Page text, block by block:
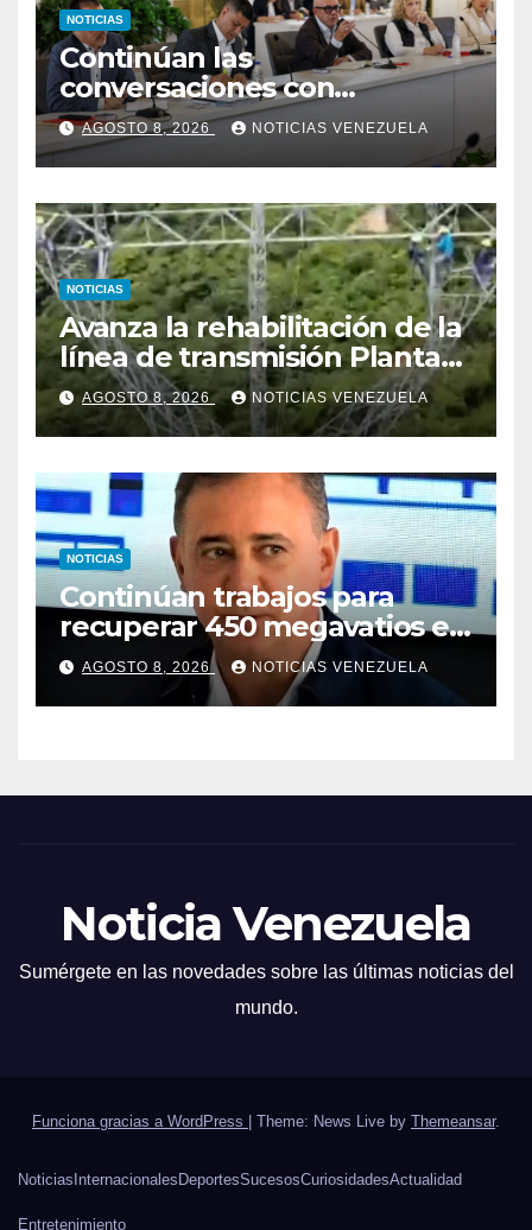
NOTICIAS
Continúan las
conversaciones con
delegación de la Asamblea
Nacional de 2015
AGOSTO 8, 2026 NOTICIAS VENEZUELA
NOTICIAS
Avanza la rehabilitación de la
línea de transmisión Planta
Centro – Yaracuy
AGOSTO 8, 2026 NOTICIAS VENEZUELA
NOTICIAS
Continúan trabajos para
recuperar 450 megavatios en
Termocarabobo tras sismos
AGOSTO 8, 2026 NOTICIAS VENEZUELA
Noticia Venezuela
Sumérgete en las novedades sobre las últimas noticias del
mundo.
Funciona gracias a WordPress Theme: News Live by Themeansar.
NoticiasInternacionalesDeportesSucesosCuriosidadesActualidad
Entretenimiento